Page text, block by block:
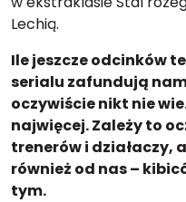
Lechią.
Ile jeszcze odcinków
serialu zafundują
oczywiście nikt nie
najwięcej. Zależy to
trenerów i działaczy,
również od nas –
tym.